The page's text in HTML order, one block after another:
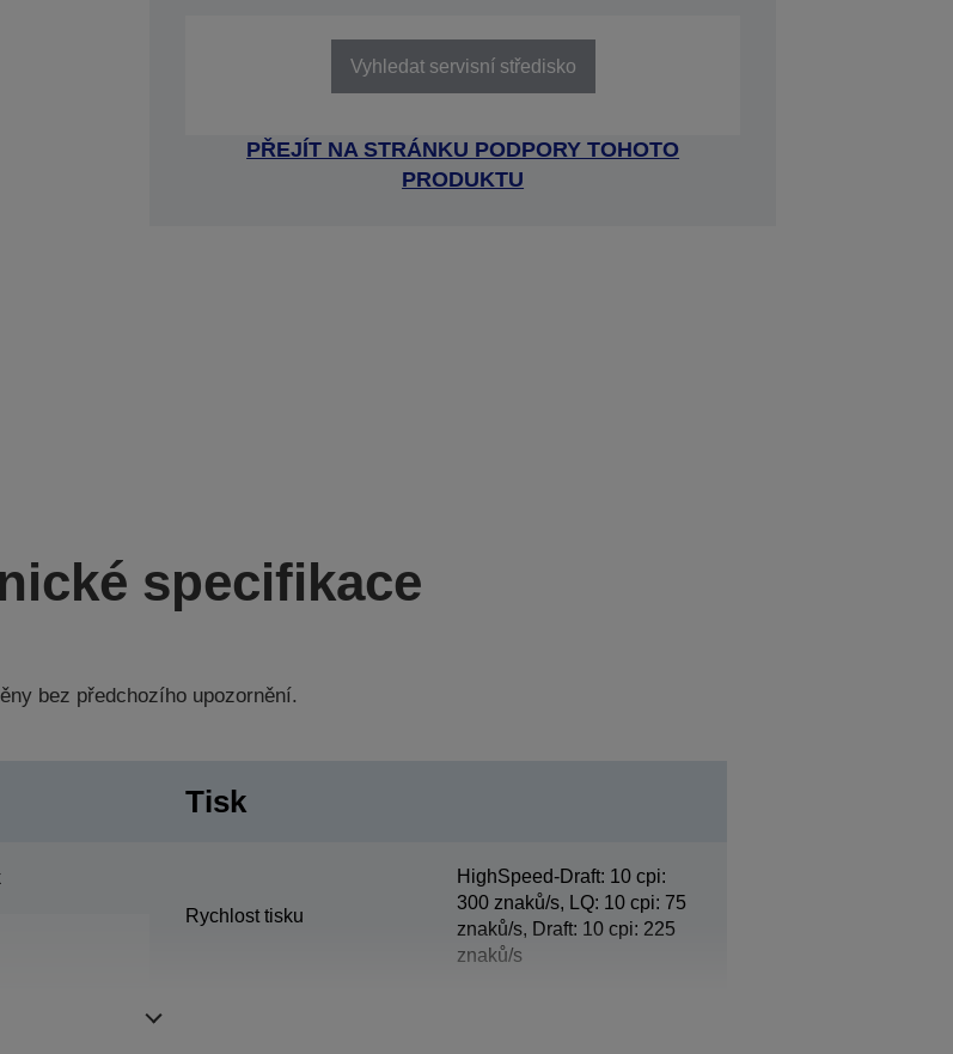
Vyhledat servisní středisko
PŘEJÍT NA STRÁNKU PODPORY TOHOTO
PRODUKTU
specifikace
bez předchozího upozornění.
Tisk
Rychlost tisku
HighSpeed-Draft: 10 cpi:
300 znaků/s, LQ: 10 cpi: 75
znaků/s, Draft: 10 cpi: 225
znaků/s